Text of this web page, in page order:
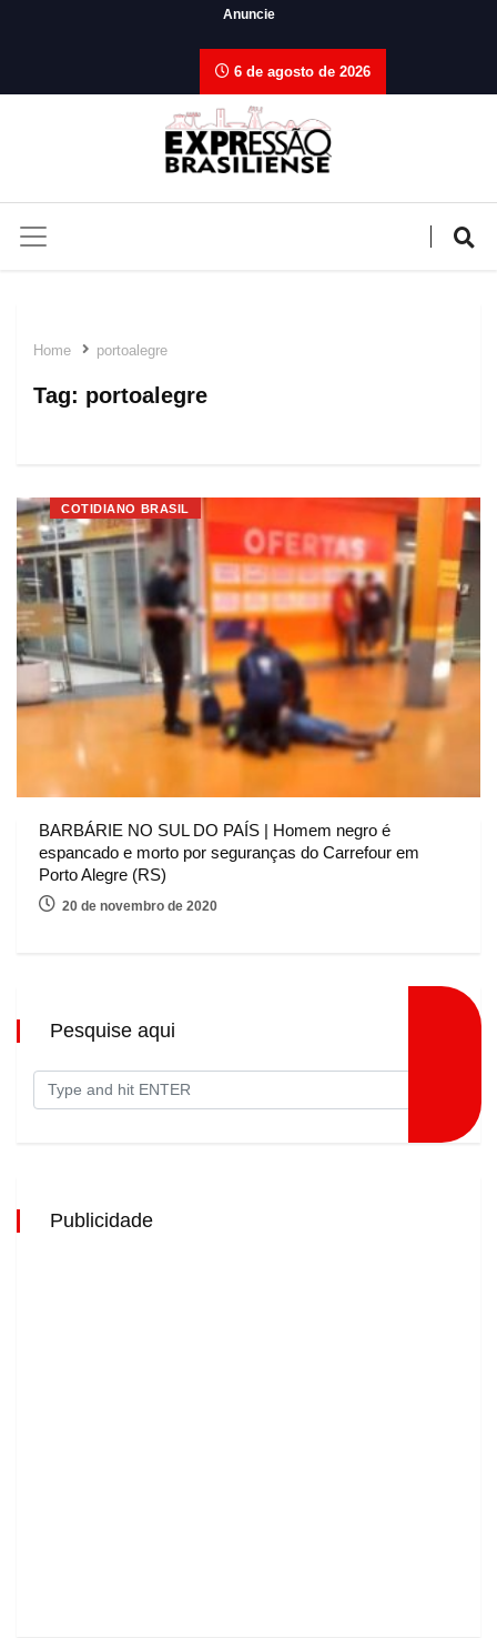
Anuncie
6 de agosto de 2026
Home portoalegre
Tag: portoalegre
COTIDIANO BRASIL
BARBÁRIE NO SUL DO PAÍS | Homem negro é
espancado e morto por seguranças do Carrefour em
Porto Alegre (RS)
20 de novembro de 2020
Pesquise aqui
Publicidade